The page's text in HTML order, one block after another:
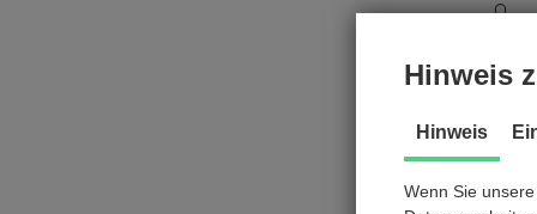
Hinweis
Hinweis
Wenn Sie
New